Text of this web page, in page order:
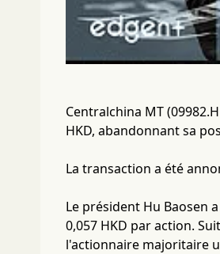
Centralchina MT
HKD, abandonnant sa
La transaction a été
Le président Hu Baosen
0,057 HKD par action.
l'actionnaire majoritaire